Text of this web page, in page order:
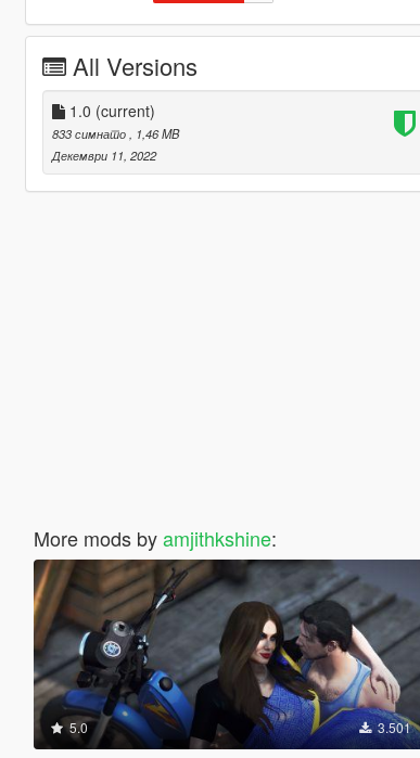
All Versions
1.0 (current)
833 симнато
, 1,46 MB
Декември 11, 2022
More mods byamjithkshine:
5.0 3.501